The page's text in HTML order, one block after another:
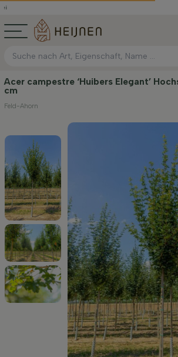
Acer campestre ‘Huibers Elegant’
cm
Feld-Ahorn